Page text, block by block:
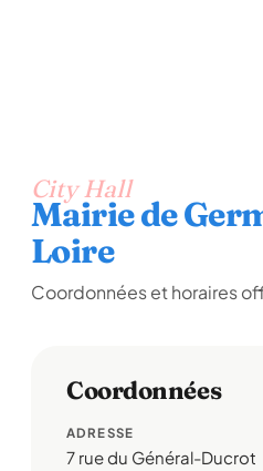
City Hall
Mairie de
Loire
Coordonnées et horaires
Coordonnées
ADRESSE
7 rue du Général-Ducrot